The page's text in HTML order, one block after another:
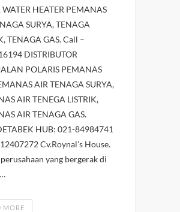
WATER HEATER PEMANAS
SURYA, TENAGA
TENAGA GAS. Call –
DISTRIBUTOR
POLARIS PEMANAS
AIR TENAGA SURYA,
AIR TENEGA LISTRIK,
AIR TENAGA GAS.
HUB: 021-84984741
Cv.Roynal’s House.
yang bergerak di
MORE